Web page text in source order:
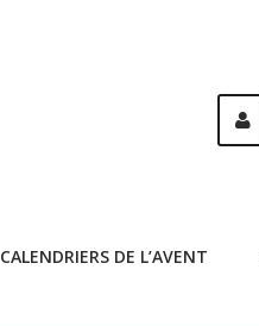
CALENDRIERS DE L’AVENT